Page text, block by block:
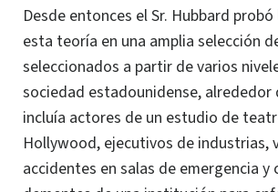
Desde entonces el Sr. Hubbard
esta teoría en una amplia selección
seleccionados a partir de varios
sociedad estadounidense, alrededor
incluía actores de un estudio de
Hollywood, ejecutivos de industrias,
accidentes en salas de emergencia y